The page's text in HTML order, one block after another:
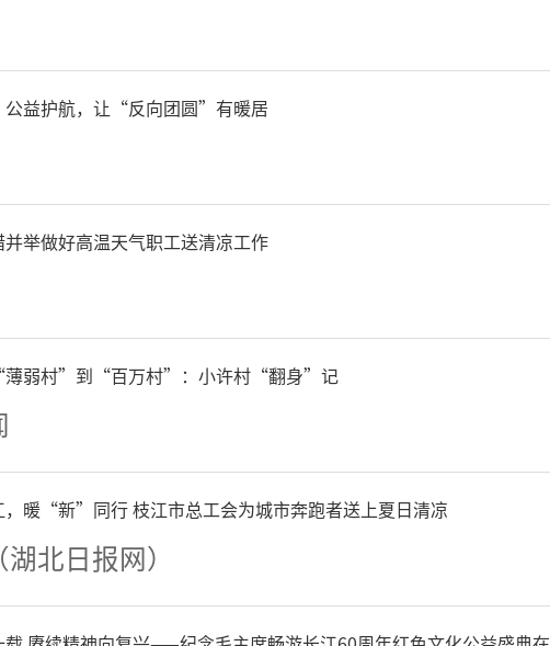
心送考服务全程免费，采用“
游应急助考”双重保障模式。
约服务：驾驶员提前1小时抵达
试结束前半小时在考场周边等
，确保考生准时赴考、安全返
急服务：送考车辆贴有专属“
，高考期间在各考点周边流
证的考生可随时招手免费乘车
考车辆均提前完成刹车、轮胎
益护航，让“反向团圆”有暖居
举做好高温天气职工送清凉工作
薄弱村”到“百万村”：小许村“翻身”记
暖“新”同行 枝江市总工会为城市奔跑者送上夏日清凉
北日报网）